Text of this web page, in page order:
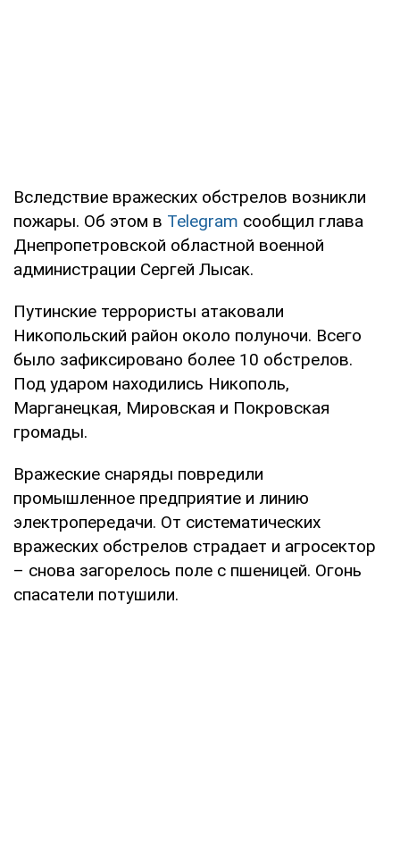
Вследствие вражеских обстрелов возникли
пожары. Об этом в Telegram сообщил глава
Днепропетровской областной военной
администрации Сергей Лысак.
Путинские террористы атаковали
Никопольский район около полуночи. Всего
было зафиксировано более 10 обстрелов.
Под ударом находились Никополь,
Марганецкая, Мировская и Покровская
громады.
Вражеские снаряды повредили
промышленное предприятие и линию
электропередачи. От систематических
вражеских обстрелов страдает и агросектор
– снова загорелось поле с пшеницей. Огонь
спасатели потушили.